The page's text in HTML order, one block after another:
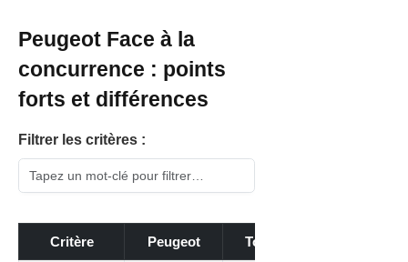
Peugeot Face à la
concurrence : points
forts et différences
Filtrer les critères :
Critère Peugeot Toyota